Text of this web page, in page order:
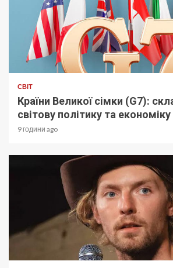
СВІТ
Країни Великої сімки (G7):
світову політику та економіку
9 години ago